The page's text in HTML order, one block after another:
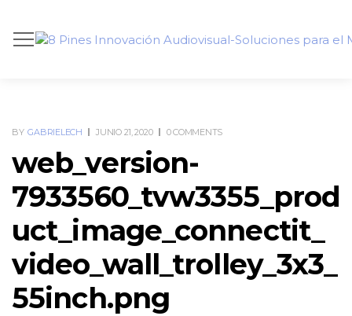
BY GABRIELECH JUNIO 21, 2020 0 COMMENTS
web_version-
7933560_tvw3355_prod
uct_image_connectit_
video_wall_trolley_3x3_
55inch.png